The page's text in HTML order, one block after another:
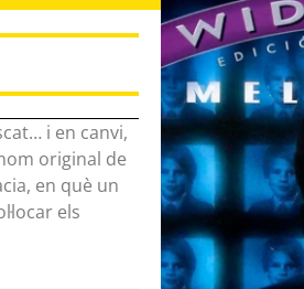
i en canvi,
original de
en què un
els